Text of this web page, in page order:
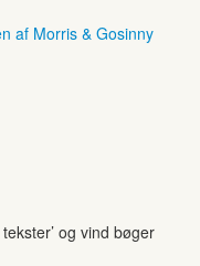
af Morris & Gosinny
og vind bøger